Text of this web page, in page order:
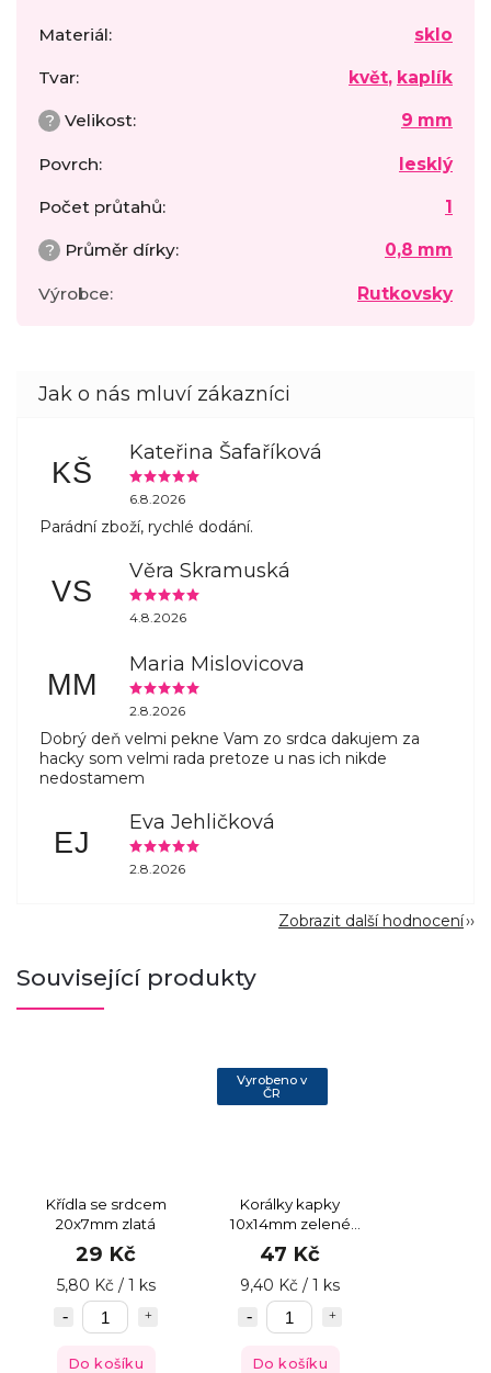
Materiál: sklo
Tvar: květ, kaplík
? Velikost: 9 mm
Povrch: lesklý
Počet průtahů: 1
? Průměr dírky: 0,8 mm
Výrobce: Rutkovsky
KŠ
Kateřina Šafaříková
6.8.2026
Parádní zboží, rychlé dodání.
VS
Věra Skramuská
4.8.2026
MM
Maria Mislovicova
2.8.2026
Dobrý deň velmi pekne Vam zo srdca dakujem za
hacky som velmi rada pretoze u nas ich nikde
nedostamem
EJ
Eva Jehličková
2.8.2026
Zobrazit další hodnocení
Související produkty
Křídla se srdcem
20x7mm zlatá
29 Kč
5,80 Kč / 1 ks
Do košíku
Vyrobeno v
ČR
Korálky kapky
10x14mm zelené
zlatý pokov
47 Kč
9,40 Kč / 1 ks
Do košíku